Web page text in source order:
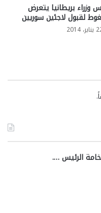
وزراء بريطانيا يتعرض
لقبول لاجئين سوريين
2014
الرئيس ….